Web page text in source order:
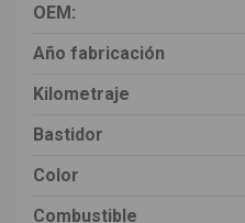
OEM:
Año fabricación
Kilometraje
Bastidor
Color
Combustible